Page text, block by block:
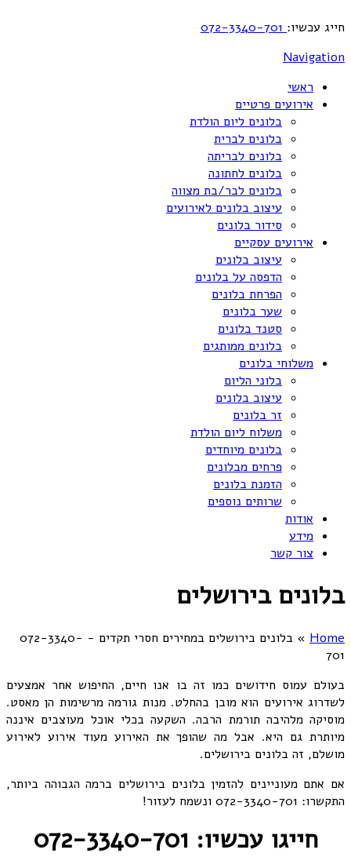
חייג עכשיו:
Navigation
ראשי
אירועים פרטיים
בלונים ליום הולדת
בלונים לברית
בלונים לבריתה
בלונים לחתונה
בלונים לבר/בת מצווה
עיצוב בלונים לאירועים
סידור בלונים
אירועים עסקיים
עיצוב בלונים
הדפסה על בלונים
הפרחת בלונים
שער בלונים
סטנד בלונים
בלונים ממותגים
משלוחי בלונים
בלוני הליום
עיצוב בלונים
זר בלונים
משלוח ליום הולדת
בלונים מיוחדים
פרחים מבלונים
הזמנת בלונים
שרותים נוספים
אודות
מידע
צור קשר
בלונים בירושלים
Home
»
בלונים בירושלים במחירים חסרי תקדים - 072-3340-
701
בעולם עמוס חידושים כמו זה בו אנו חיים, החיפוש אחר אמצעים
לשדרוג אירועים הוא מובן בהחלט. מנות גורמה מרשימות הן מאסט.
מוסיקה מלהיבה תורמת הרבה. השקעה בכלי אוכל מעוצבים איננה
מיותרת גם היא. אבל מה שהופך את האירוע מעוד אירוע לאירוע
מושלם, זה בלונים בירושלים.
אם אתם מעוניינים להזמין בלונים בירושלים ברמה הגבוהה ביותר,
התקשרו: 072-3340-701 ונשמח לעזור!
חייגו עכשיו: 072-3340-701